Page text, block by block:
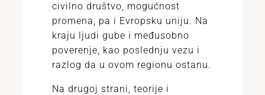
civilno društvo, mogućnost
promena, pa i Evropsku uniju. Na
kraju ljudi gube i međusobno
poverenje, kao poslednju vezu i
razlog da u ovom regionu ostanu.
Na drugoj strani, teorije i